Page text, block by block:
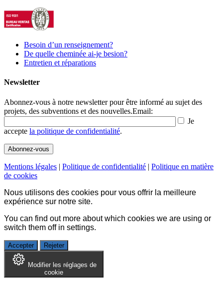
Besoin d’un renseignement?
De quelle cheminée ai-je besion?
Entretien et réparations
Newsletter
Abonnez-vous à notre newsletter pour être informé au sujet des
projets, des subventions et des nouvelles.Email:
Je
accepte la politique de confidentialité.
Mentions légales | Politique de confidentialité | Politique en matière
de cookies
Nous utilisons des cookies pour vous offrir la meilleure
expérience sur notre site.
You can find out more about which cookies we are using or
switch them off in settings.
Accepter Rejeter
Modifier les réglages de
cookie